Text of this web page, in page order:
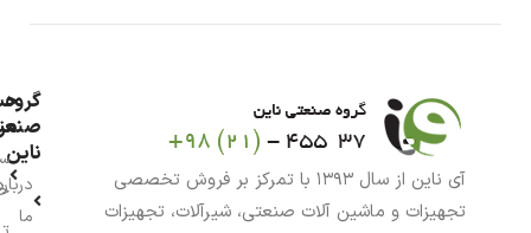
آی ناین از سال ۱۳۹۳ با تمرکز بر فروش تخصصی
تجهیزات و ماشین آلات صنعتی، شیرآلات، تجهیزات
گروه
ناین
ما